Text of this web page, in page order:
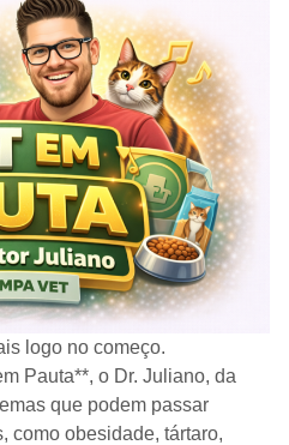
logo no começo.
Pauta**, o Dr. Juliano, da
que podem passar
como obesidade, tártaro,